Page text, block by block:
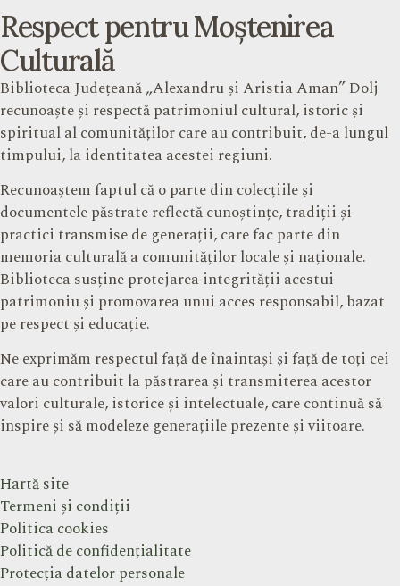
Respect pentru Moștenirea
Culturală
Biblioteca Județeană „Alexandru și Aristia Aman” Dolj
recunoaște și respectă patrimoniul cultural, istoric și
spiritual al comunităților care au contribuit, de-a lungul
timpului, la identitatea acestei regiuni.
Recunoaștem faptul că o parte din colecțiile și
documentele păstrate reflectă cunoștințe, tradiții și
practici transmise de generații, care fac parte din
memoria culturală a comunităților locale și naționale.
Biblioteca susține protejarea integrității acestui
patrimoniu și promovarea unui acces responsabil, bazat
pe respect și educație.
Ne exprimăm respectul față de înaintași și față de toți cei
care au contribuit la păstrarea și transmiterea acestor
valori culturale, istorice și intelectuale, care continuă să
inspire și să modeleze generațiile prezente și viitoare.
Hartă site
Termeni și condiții
Politica cookies
Politică de confidențialitate
Protecția datelor personale